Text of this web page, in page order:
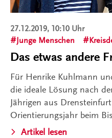
27.12.2019, 10:10 Uhr
Junge Menschen
Das etwas andere
Für Henrike Kuhlmann
die ideale Lösung nach
Jährigen aus
Orientierungsjahr beim
Artikel lesen